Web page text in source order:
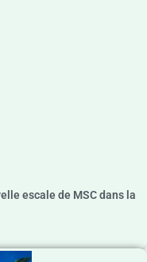
escale de MSC dans la